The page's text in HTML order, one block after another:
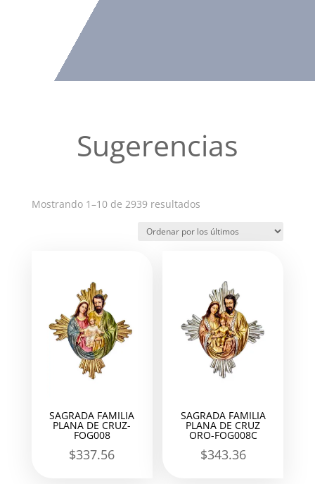
Sugerencias
Mostrando 1–10 de 2939 resultadosOrdenado
los
SAGRADA FAMILIA
PLANA DE CRUZ-
FOG008
$337.56
SAGRADA FAMILIA
PLANA DE CRUZ
ORO-FOG008C
$343.36